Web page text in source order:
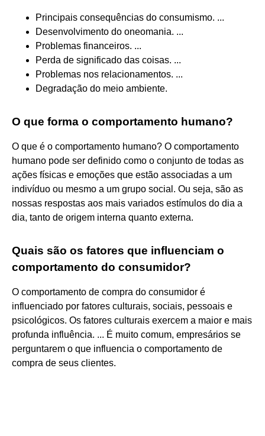
Principais consequências do consumismo. ...
Desenvolvimento do oneomania. ...
Problemas financeiros. ...
Perda de significado das coisas. ...
Problemas nos relacionamentos. ...
Degradação do meio ambiente.
O que forma o comportamento humano?
O que é o comportamento humano? O comportamento
humano pode ser definido como o conjunto de todas as
ações físicas e emoções que estão associadas a um
indivíduo ou mesmo a um grupo social. Ou seja, são as
nossas respostas aos mais variados estímulos do dia a
dia, tanto de origem interna quanto externa.
Quais são os fatores que influenciam o
comportamento do consumidor?
O comportamento de compra do consumidor é
influenciado por fatores culturais, sociais, pessoais e
psicológicos. Os fatores culturais exercem a maior e mais
profunda influência. ... É muito comum, empresários se
perguntarem o que influencia o comportamento de
compra de seus clientes.